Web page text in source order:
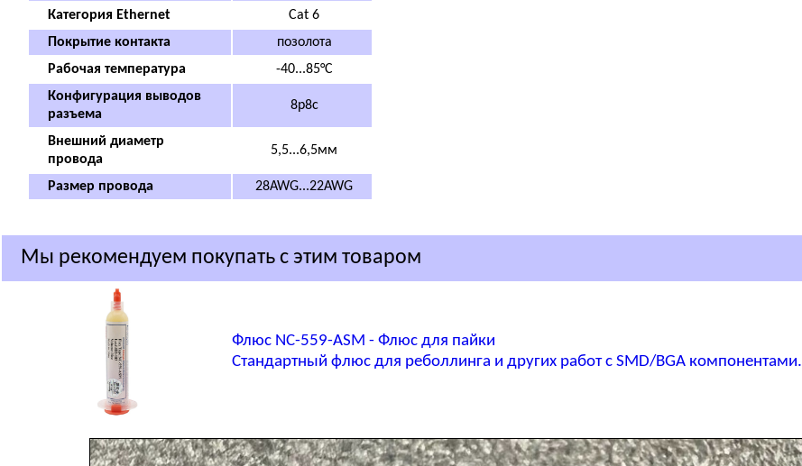
Категория Ethernet
Cat 6
Покрытие контакта
позолота
Рабочая температура
-40...85°C
Конфигурация выводов
разъема
8p8c
Внешний диаметр
провода
5,5...6,5мм
Размер провода 28AWG...22AWG
Мы рекомендуем покупать с этим товаром
Флюс NC-559-ASM - Флюс для пайки
Стандартный флюс для реболлинга и других работ с SMD/BGA компонентами.